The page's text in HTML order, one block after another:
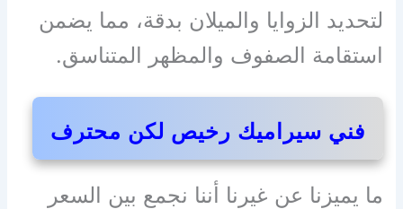
لتحديد الزوايا والميلان بدقة، مما يضمن
استقامة الصفوف والمظهر المتناسق.
فني سيراميك رخيص لكن محترف
ما يميزنا عن غيرنا أننا نجمع بين السعر